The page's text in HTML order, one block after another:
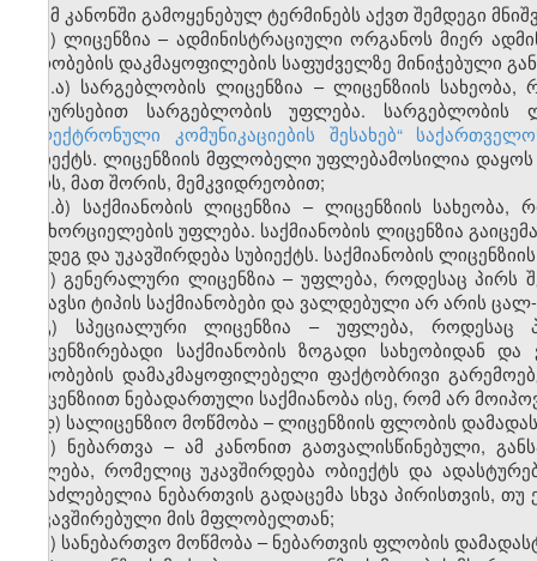
ამ კანონში გამოყენებულ ტერმინებს აქვთ შემდეგი
ა) ლიცენზია – ადმინისტრაციული ორგანოს მიერ
პირობების დაკმაყოფილების საფუძველზე მინიჭებული
ა.ა) სარგებლობის ლიცენზია – ლიცენზიის
რესურსებით სარგებლობის უფლება.
„ელექტრონული კომუნიკაციების შესახებ“
ობიექტს. ლიცენზიის მფლობელი უფლებამოსილია
პირს, მათ შორის, მემკვიდრეობით;
ა.ბ) საქმიანობის ლიცენზია – ლიცენზიის
განხორციელების უფლება. საქმიანობის ლიცენზია
შემდეგ და უკავშირდება სუბიექტს. საქმიანობის
ბ) გენერალური ლიცენზია – უფლება, როდესაც პირს
მსგავსი ტიპის საქმიანობები და ვალდებული არ არის
გ) სპეციალური ლიცენზია – უფლება, როდესაც
ლიცენზირებადი საქმიანობის ზოგადი სახეობიდან
პირობების დამაკმაყოფილებელი ფაქტობრივი
ლიცენზიით ნებადართული საქმიანობა ისე, რომ არ
დ) სალიცენზიო მოწმობა – ლიცენზიის ფლობის
ე) ნებართვა – ამ კანონით გათვალისწინებული,
უფლება, რომელიც უკავშირდება ობიექტს და
შესაძლებელია ნებართვის გადაცემა სხვა პირისთვის,
დაკავშირებული მის მფლობელთან;
ვ) სანებართვო მოწმობა – ნებართვის ფლობის